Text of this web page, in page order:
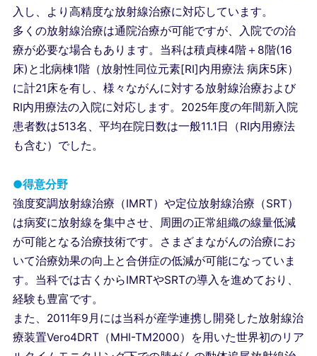
入し、より高精度な放射線治療に対応しています。
多くの放射線治療は通院治療が可能ですが、入院での治
療が必要な場合もあります。当科は積貞棟4階＋8階(16
床)と北病棟1階（放射性同位元素[RI]内用療法 病床5床）
に計21床を有し、様々ながんに対する放射線治療および
RI内用療法の入院に対応します。2025年度の年間新入院
患者数は513名、平均在院日数は一般11.1日（RI内用療法
も含む）でした。
●得意分野
強度変調放射線治療（IMRT）や定位放射線治療（SRT）
は病変に放射線を集中させ、周囲の正常組織の線量低減
が可能となる治療技術です。さまざまながんの治療にお
いて治療効果の向上と合併症の低減が可能になっていま
す。当科では古くからIMRTやSRTの導入を進めており、
経験も豊富です。
また、2011年9月には当科が産学連携し開発した放射線治
療装置Vero4DRT（MHI-TM2000）を用いた世界初のリア